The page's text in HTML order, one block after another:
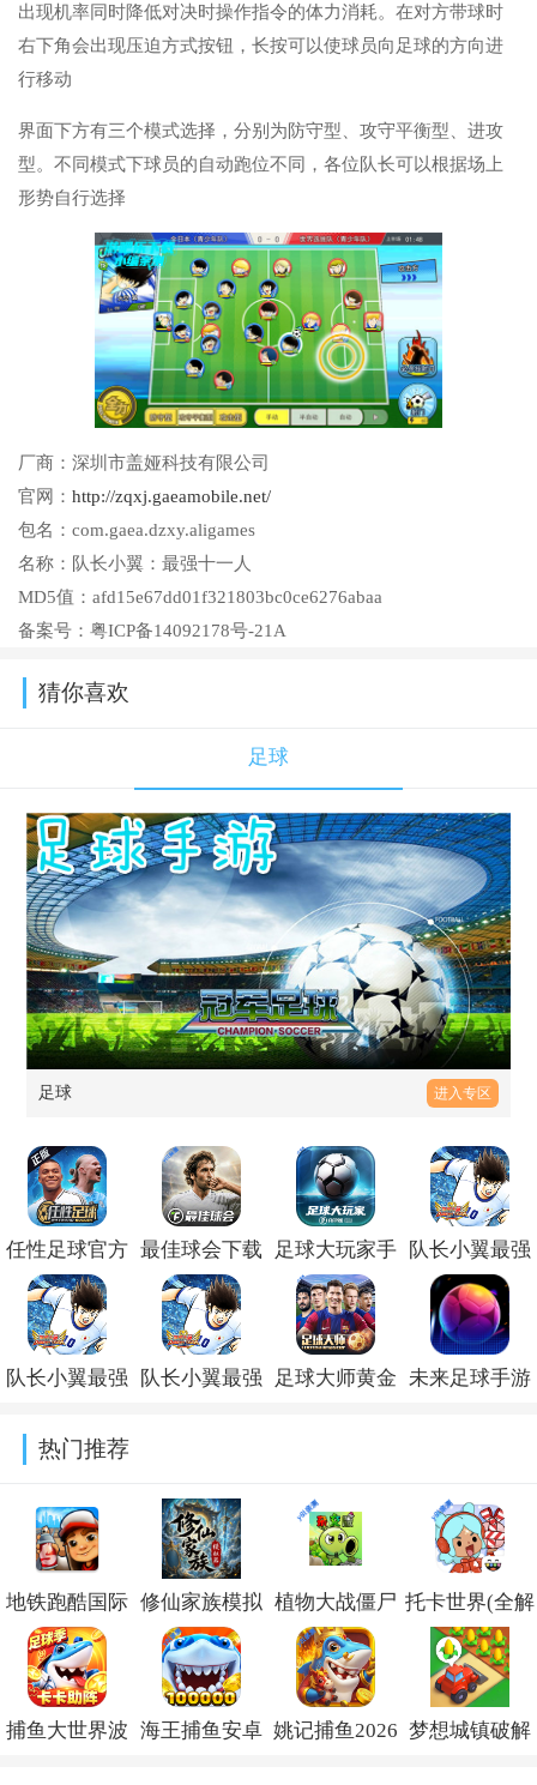
出现机率同时降低对决时操作指令的体力消耗。在对方带球时
右下角会出现压迫方式按钮，长按可以使球员向足球的方向进
行移动
界面下方有三个模式选择，分别为防守型、攻守平衡型、进攻
型。不同模式下球员的自动跑位不同，各位队长可以根据场上
形势自行选择
厂商： 深圳市盖娅科技有限公司
官网： http://zqxj.gaeamobile.net/
包名： com.gaea.dzxy.aligames
名称： 队长小翼：最强十一人
MD5值： afd15e67dd01f321803bc0ce6276abaa
备案号： 粤ICP备14092178号-21A
猜你喜欢
足球
足球 进入专区
任性足球官方
下载v0.26.0
最佳球会下载
官方正版
v2.9.114
足球大玩家手
游官方版
v1.230.3
队长小翼最强
十一人九游版
本v7.0.1
队长小翼最强
队长小翼最强 足球大师黄金 未来足球手游
热门推荐
地铁跑酷国际
服破解版下载
(Subway
Surf)v3.65.0
修仙家族模拟
器内置作弊菜
单折相思
v10.1.3
植物大战僵尸
杂交版重制版
手机版下载
v0.23.0.0
托卡世界(全解
锁版
本)2026v1.133
捕鱼大世界波 海王捕鱼安卓 姚记捕鱼2026 梦想城镇破解